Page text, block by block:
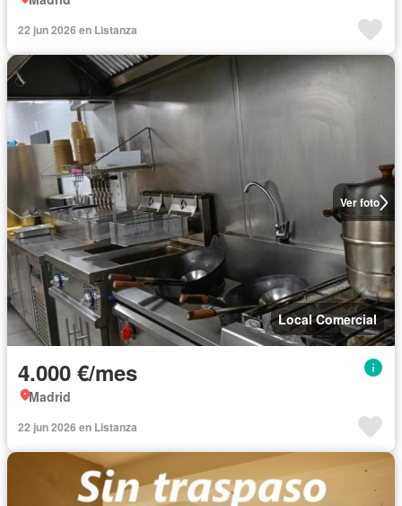
22 jun 2026 en Listanza
Ver foto
Local Comercial
4.000 €/mes
Madrid
22 jun 2026 en Listanza